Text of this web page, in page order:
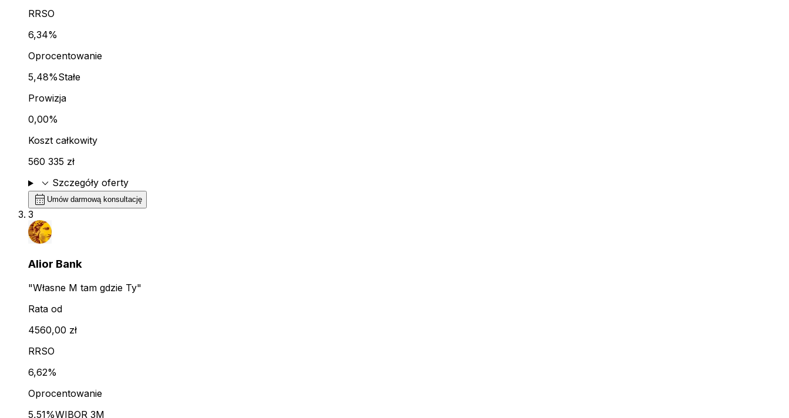
RRSO
6,34%
Oprocentowanie
5,48%Stałe
Prowizja
0,00%
Koszt całkowity
560 335 zł
expand_more Szczegóły oferty
calendar_month Umów darmową konsultację
3
Alior Bank
"Własne M tam gdzie Ty"
Rata od
4560,00 zł
RRSO
6,62%
Oprocentowanie
5,51%WIBOR 3M